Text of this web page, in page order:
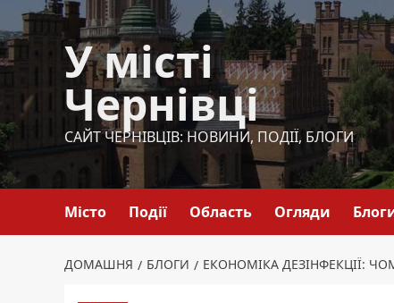
Перейти
до
вмісту
У місті
Чернівці
САЙТ ЧЕРНІВЦІВ: НОВИНИ, ПОДІЇ, БЛОГИ
Місто Події Область Огляди
ДОМАШНЯ БЛОГИ ЕКОНОМІКА ДЕЗІНФЕКЦІЇ: